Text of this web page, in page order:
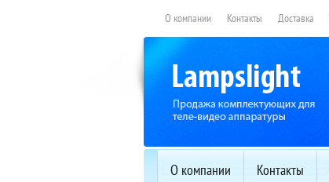
О компании Контакты Доставка
О компании Контакты